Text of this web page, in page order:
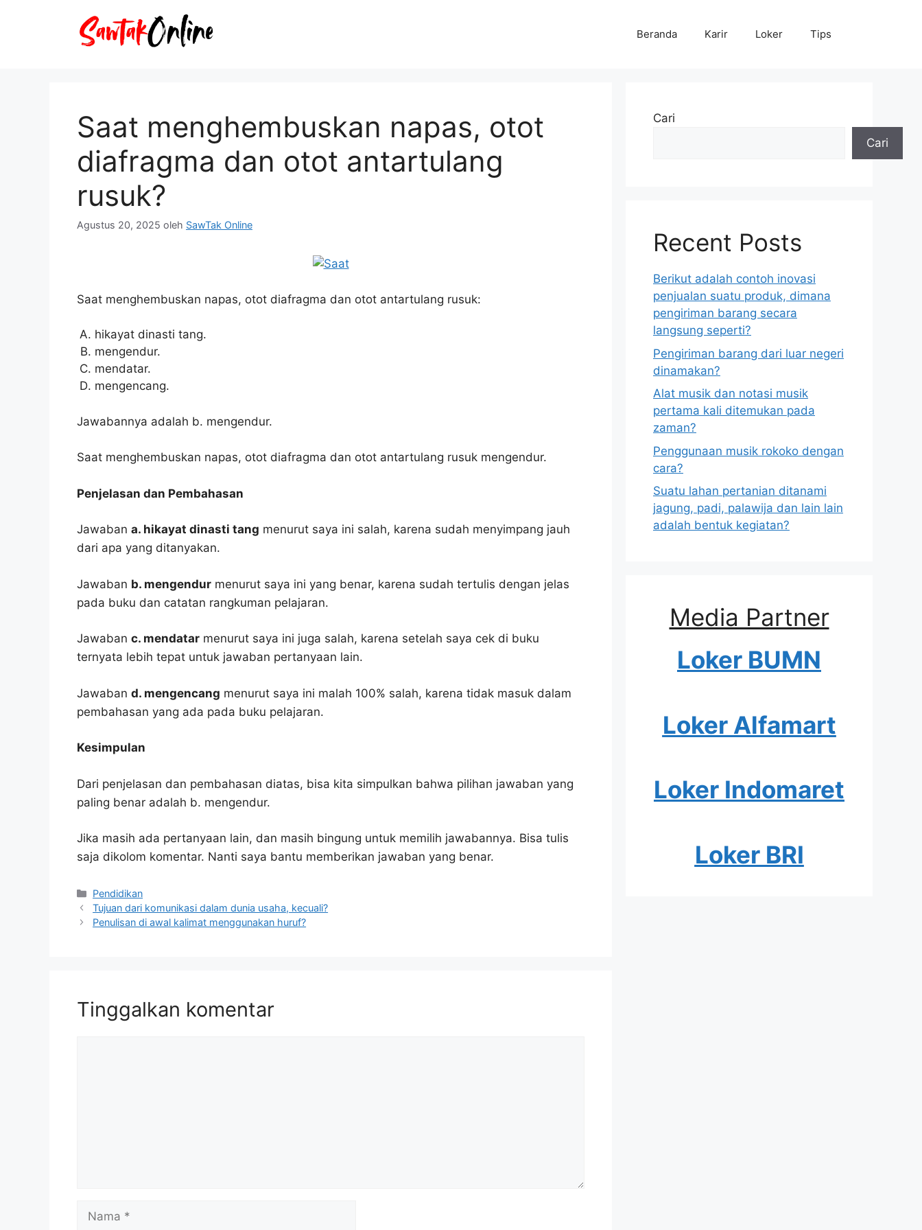
Beranda Karir Loker Tips
Saat menghembuskan napas, otot
diafragma dan otot antartulang
rusuk?
Agustus 20, 2025 oleh SawTak Online
Saat menghembuskan napas, otot diafragma dan otot antartulang rusuk:
hikayat dinasti tang.
mengendur.
mendatar.
mengencang.
Jawabannya adalah b. mengendur.
Saat menghembuskan napas, otot diafragma dan otot antartulang rusuk mengendur.
Penjelasan dan Pembahasan
Jawaban a. hikayat dinasti tang menurut saya ini salah, karena sudah menyimpang jauh
dari apa yang ditanyakan.
Jawaban b. mengendur menurut saya ini yang benar, karena sudah tertulis dengan jelas
pada buku dan catatan rangkuman pelajaran.
Jawaban c. mendatar menurut saya ini juga salah, karena setelah saya cek di buku
ternyata lebih tepat untuk jawaban pertanyaan lain.
Jawaban d. mengencang menurut saya ini malah 100% salah, karena tidak masuk dalam
pembahasan yang ada pada buku pelajaran.
Kesimpulan
Dari penjelasan dan pembahasan diatas, bisa kita simpulkan bahwa pilihan jawaban yang
paling benar adalah b. mengendur.
Jika masih ada pertanyaan lain, dan masih bingung untuk memilih jawabannya. Bisa tulis
saja dikolom komentar. Nanti saya bantu memberikan jawaban yang benar.
Kategori
Pendidikan
Tujuan dari komunikasi dalam dunia usaha, kecuali?
Penulisan di awal kalimat menggunakan huruf?
Tinggalkan komentar
Nama
Cari
Cari
Recent Posts
Berikut adalah contoh inovasi
penjualan suatu produk, dimana
pengiriman barang secara
langsung seperti?
Pengiriman barang dari luar negeri
dinamakan?
Alat musik dan notasi musik
pertama kali ditemukan pada
zaman?
Penggunaan musik rokoko dengan
cara?
Suatu lahan pertanian ditanami
jagung, padi, palawija dan lain lain
adalah bentuk kegiatan?
Media Partner
Loker BUMN
Loker Alfamart
Loker Indomaret
Loker BRI